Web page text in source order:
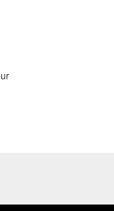
Fasilitas : Hotel, Antar Jemput Bandara, Training Kits, Dokumentasi, Materi Pelatihan,   Sertifikat Pelatihan, Lunch, Coffee Break, Local Tour